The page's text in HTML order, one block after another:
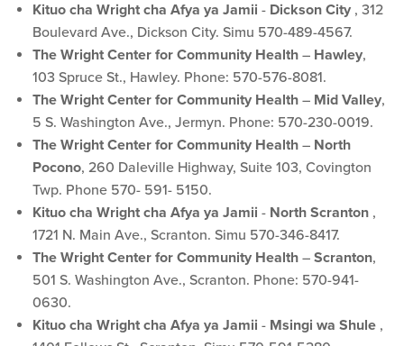
Kituo cha Wright cha Afya ya Jamii - Dickson City , 312
Boulevard Ave., Dickson City. Simu 570-489-4567.
The Wright Center for Community Health – Hawley,
103 Spruce St., Hawley. Phone: 570-576-8081.
The Wright Center for Community Health – Mid Valley,
5 S. Washington Ave., Jermyn. Phone: 570-230-0019.
The Wright Center for Community Health – North
Pocono, 260 Daleville Highway, Suite 103, Covington
Twp. Phone 570- 591- 5150.
Kituo cha Wright cha Afya ya Jamii - North Scranton ,
1721 N. Main Ave., Scranton. Simu 570-346-8417.
The Wright Center for Community Health – Scranton,
501 S. Washington Ave., Scranton. Phone: 570-941-
0630.
Kituo cha Wright cha Afya ya Jamii - Msingi wa Shule ,